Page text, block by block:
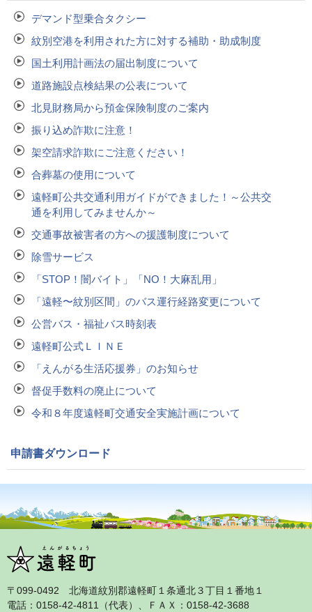
デマンド型乗合タクシー
紋別空港を利用された方に対する補助・助成制度
国土利用計画法の届出制度について
道路施設点検結果の公表について
北見財務局から預金保険制度のご案内
振り込め詐欺に注意！
架空請求詐欺にご注意ください！
合葬墓の使用について
遠軽町公共交通利用ガイドができました！～公共交
通を利用してみませんか～
交通事故被害者の方への援護制度について
除雪サービス
「STOP！闇バイト」「NO！大麻乱用」
「遠軽〜紋別区間」のバス運行経路変更について
公営バス・福祉バス時刻表
遠軽町公式ＬＩＮＥ
「えんがる生活応援券」のお知らせ
督促手数料の廃止について
令和８年度遠軽町交通安全実施計画について
申請書ダウンロード
〒099‐0492 北海道紋別郡遠軽町１条通北３丁目１番地１
電話：0158‐42‐4811（代表）、ＦＡＸ：0158‐42‐3688